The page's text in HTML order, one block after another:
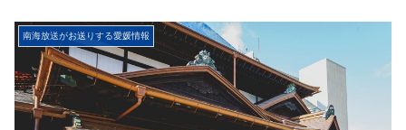
南海放送がお送りする愛媛情報